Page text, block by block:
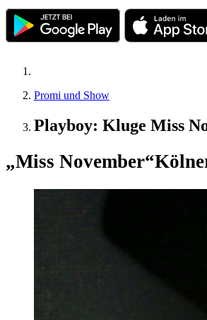
Promi und Show
Playboy: Kluge Miss
„Miss November“